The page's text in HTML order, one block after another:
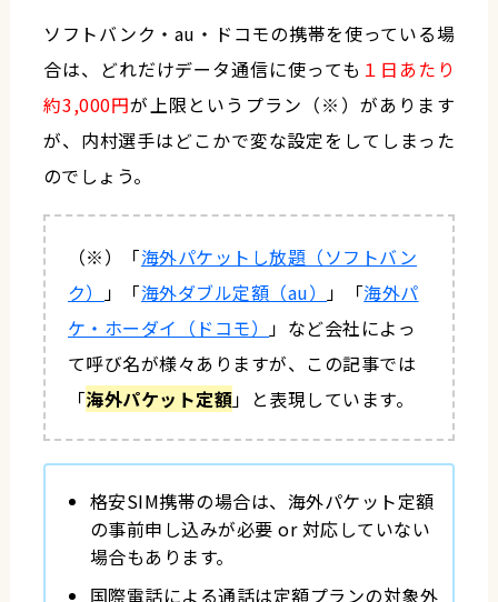
ソフトバンク・au・ドコモの携帯を使っている場
合は、どれだけデータ通信に使っても １日あたり
約3,000円が上限というプラン（※）があります
が、内村選手はどこかで変な設定をしてしまった
のでしょう。
（※）「海外パケットし放題（ソフトバン
ク） 」「海外ダブル定額（au）」「海外パ
ケ・ホーダイ（ドコモ）」など会社によっ
て呼び名が様々ありますが、この記事では
「海外パケット定額」と表現しています。
格安SIM携帯の場合は、海外パケット定額
の事前申し込みが必要 or 対応していない
場合もあります。
国際電話による通話は定額プランの対象外